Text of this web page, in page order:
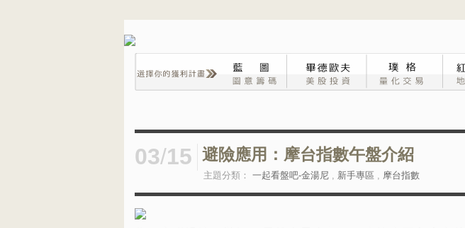
03/15 避險應用：摩台指數午盤介紹
主題分類： 一起看盤吧-金湯尼, 新手專區 , 摩台指數